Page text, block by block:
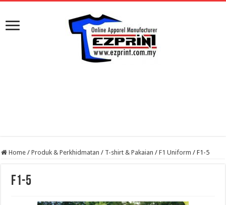
Home / Produk & Perkhidmatan / T-shirt & Pakaian / F1 Uniform / F1-5
F1-5